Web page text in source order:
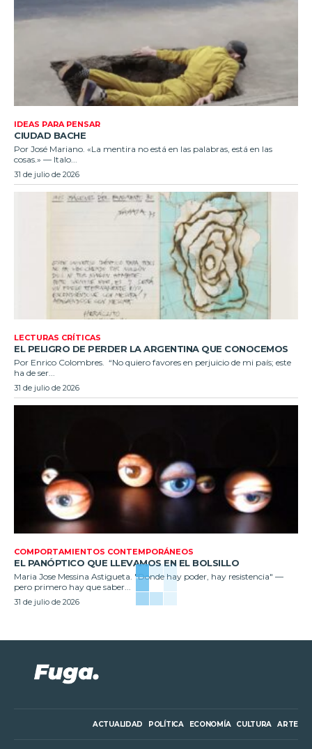
IDEAS PARA PENSAR
CIUDAD BACHE
Por José Mariano. «La mentira no está en las palabras, está en las
cosas.» — Italo...
31 de julio de 2026
LECTURAS CRÍTICAS
EL PELIGRO DE PERDER LA ARGENTINA QUE CONOCEMOS
Por Enrico Colombres. “No quiero favores en perjuicio de mi país; este
ha de ser...
31 de julio de 2026
COMPORTAMIENTOS CONTEMPORÁNEOS
EL PANÓPTICO QUE LLEVAMOS EN EL BOLSILLO
Maria Jose Messina Astigueta. "Donde hay poder, hay resistencia" —
pero primero hay que saber...
31 de julio de 2026
ACTUALIDAD POLÍTICA ECONOMÍA CULTURA ARTE